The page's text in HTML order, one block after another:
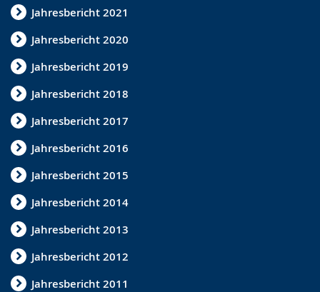
Jahresbericht 2021
Jahresbericht 2020
Jahresbericht 2019
Jahresbericht 2018
Jahresbericht 2017
Jahresbericht 2016
Jahresbericht 2015
Jahresbericht 2014
Jahresbericht 2013
Jahresbericht 2012
Jahresbericht 2011
e
c
h
s
e
l
n
.
r
s
ü
t
z
u
n
g
.
G
e
b
ä
r
d
e
n
s
p
r
a
c
h